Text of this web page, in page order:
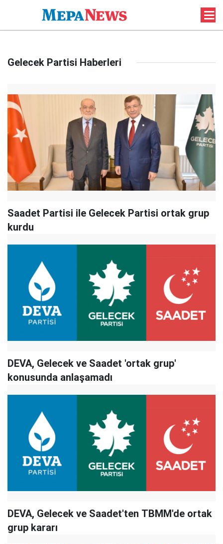
Gelecek Partisi Haberleri
Saadet Partisi ile Gelecek Partisi ortak grup
kurdu
DEVA, Gelecek ve Saadet 'ortak grup'
konusunda anlaşamadı
DEVA, Gelecek ve Saadet'ten TBMM'de ortak
grup kararı